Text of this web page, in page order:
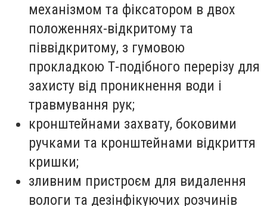
механізмом та фіксатором в двох
положеннях-відкритому та
піввідкритому, з гумовою
прокладкою Т-подібного перерізу для
захисту від проникнення води і
травмування рук;
кронштейнами захвату, боковими
ручками та кронштейнами відкриття
кришки;
зливним пристроєм для видалення
вологи та дезінфікуючих розчинів